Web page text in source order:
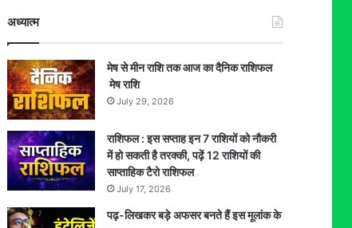
अध्यात्म
मेष से मीन राशि तक आज का दैनिक राशिफल
मेष राशि
July 29, 2026
राशिफल : इस सप्ताह इन 7 राशियों को नौकरी
में हो सकती है तरक्की, पढ़ें 12 राशियों की
साप्ताहिक टैरो राशिफल
July 17, 2026
पढ़-लिखकर बड़े अफसर बनते हैं इस मूलांक के